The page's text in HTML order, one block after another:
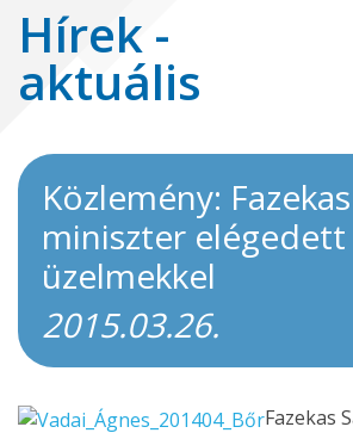
Hírek -
aktuális
Közlemény: Fazekas
miniszter elégedett
üzelmekkel
2015.03.26.
Fazekas